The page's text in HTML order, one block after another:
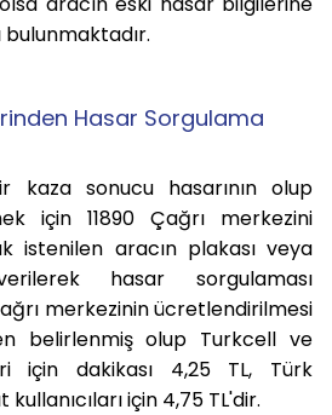
Hasar Sorgulama
kaza sonucu hasarının olup
için 11890 Çağrı merkezini
istenilen aracın plakası veya
hasar sorgulaması
merkezinin ücretlendirilmesi
belirlenmiş olup Turkcell ve
için dakikası 4,25 TL, Türk
için 4,75 TL'dir.